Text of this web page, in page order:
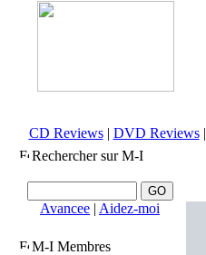
CD Reviews| DVD Reviews|
Rechercher sur M-I
Avancee | Aidez-moi
M-I Membres